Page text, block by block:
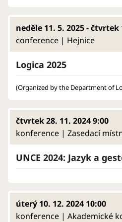
neděle 11. 5. 2025 - čtvrtek
conference | Hejnice
Logica 2025
(Organized by the Department of
čtvrtek 28. 11. 2024 9:00
konference | Zasedací
UNCE 2024: Jazyk a
úterý 10. 12. 2024 10:00
konference | Akademické